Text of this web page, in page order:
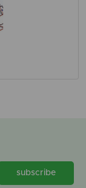
subscribe